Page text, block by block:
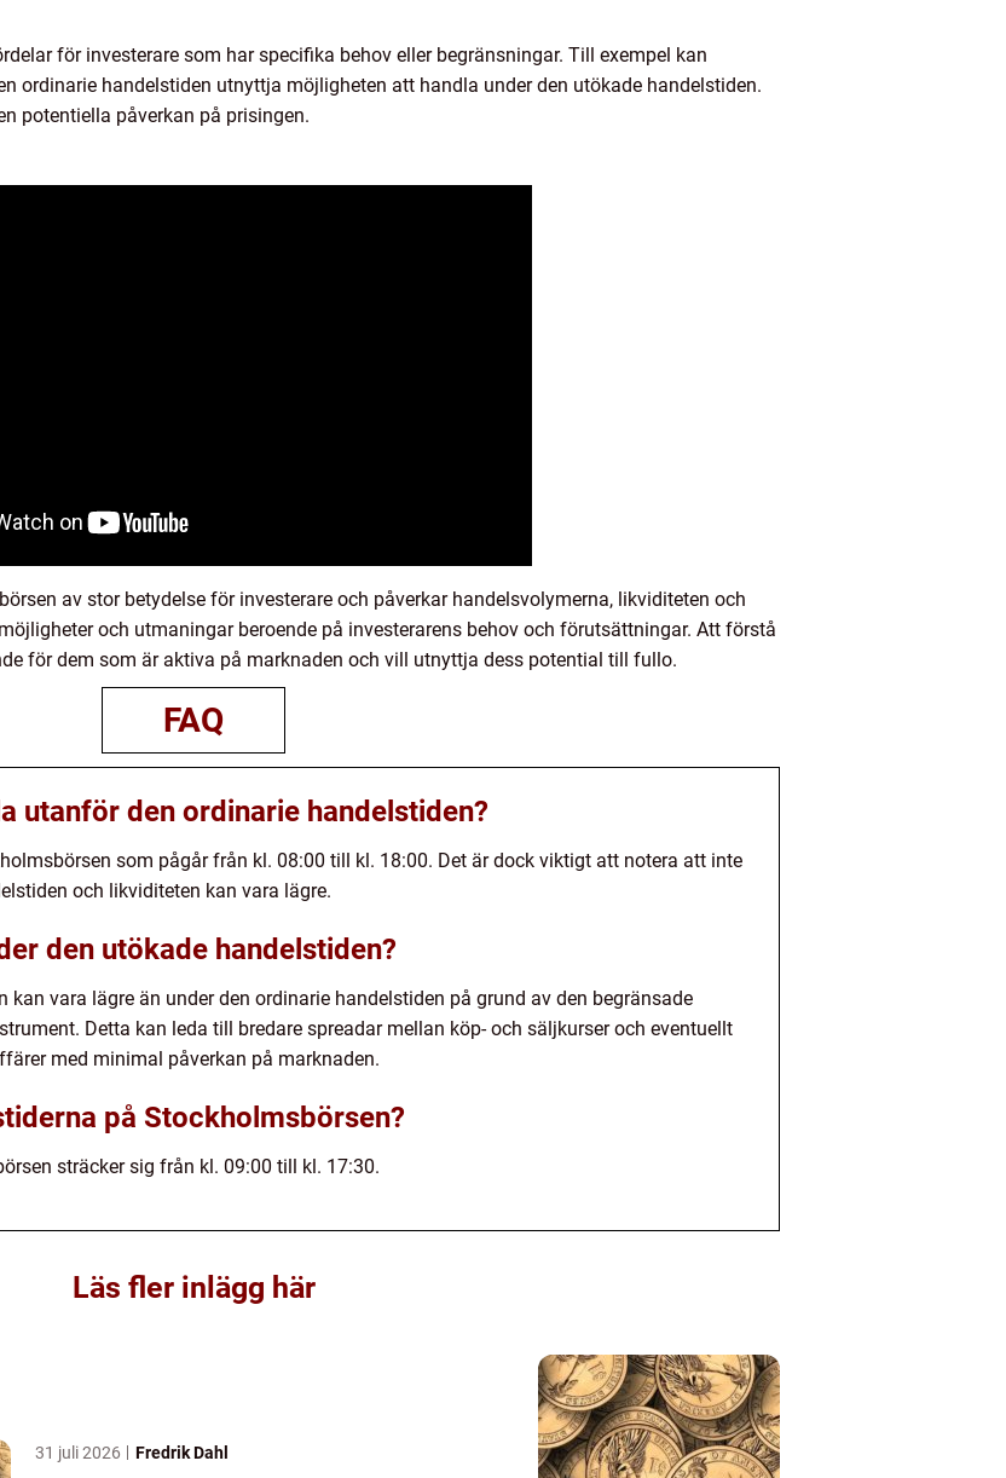
för investerare som har specifika behov eller begränsningar. Till exempel kan
ordinarie handelstiden utnyttja möjligheten att handla under den utökade handelstiden.
potentiella påverkan på prisingen.
av stor betydelse för investerare och påverkar handelsvolymerna, likviditeten och
och utmaningar beroende på investerarens behov och förutsättningar. Att förstå
för dem som är aktiva på marknaden och vill utnyttja dess potential till fullo.
FAQ
utanför den ordinarie handelstiden?
som pågår från kl. 08:00 till kl. 18:00. Det är dock viktigt att notera att inte
och likviditeten kan vara lägre.
den utökade handelstiden?
kan vara lägre än under den ordinarie handelstiden på grund av den begränsade
Detta kan leda till bredare spreadar mellan köp- och säljkurser och eventuellt
med minimal påverkan på marknaden.
på Stockholmsbörsen?
sträcker sig från kl. 09:00 till kl. 17:30.
Läs fler inlägg här
31 juli 2026 Fredrik Dahl